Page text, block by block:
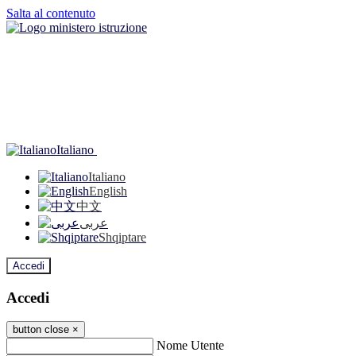
Salta al contenuto
Italiano
Italiano
English
中文
عربى
Shqiptare
Accedi
Accedi
button close ×
Nome Utente